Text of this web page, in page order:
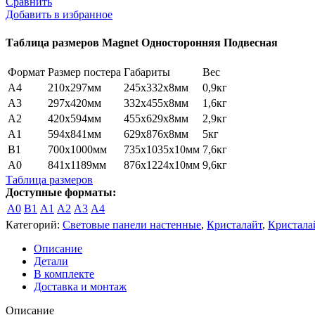
Magnet
A0+
Настенная
Добавить в избранное
Таблица размеров Magnet Односторонняя Подвесная
Формат Размер постера Габариты
Вес
A4
210x297мм 245х332х8мм
0,9кг
A3
297х420мм 332х455х8мм
1,6кг
A2
420х594мм 455х629х8мм
2,9кг
A1
594х841мм 629х876х8мм
5кг
B1
700х1000мм 735х1035х10мм 7,6кг
A0
841х1189мм 876х1224х10мм 9,6кг
Таблица размеров
Доступные форматы:
A0 B1 A1 A2 A3 A4
Категорий: Cветовые панели настенные, Кристалайт,
Описание
Детали
В комплекте
Доставка и монтаж
Описание